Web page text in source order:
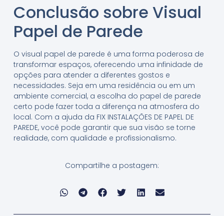
Conclusão sobre Visual
Papel de Parede
O visual papel de parede é uma forma poderosa de
transformar espaços, oferecendo uma infinidade de
opções para atender a diferentes gostos e
necessidades. Seja em uma residência ou em um
ambiente comercial, a escolha do papel de parede
certo pode fazer toda a diferença na atmosfera do
local. Com a ajuda da FIX INSTALAÇÕES DE PAPEL DE
PAREDE, você pode garantir que sua visão se torne
realidade, com qualidade e profissionalismo.
Compartilhe a postagem: